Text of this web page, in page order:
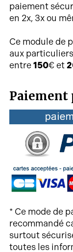
paiement
en 2x, 3x ou
Ce module de
aux
entre150€ et
Paiement
* Ce mode de
recommandé
surtout
toutes les